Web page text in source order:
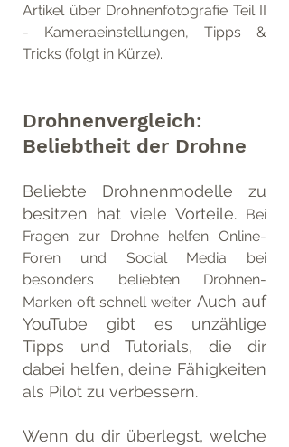
Artikel über Drohnenfotografie Teil II
- Kameraeinstellungen, Tipps &
Tricks (folgt in Kürze).
Drohnenvergleich:
Beliebtheit der Drohne
Beliebte Drohnenmodelle zu
besitzen hat viele Vorteile. Bei
Fragen zur Drohne helfen Online-
Foren und Social Media bei
besonders beliebten Drohnen-
Marken oft schnell weiter. Auch auf
YouTube gibt es unzählige
Tipps und Tutorials, die dir
dabei helfen, deine Fähigkeiten
als Pilot zu verbessern.
Wenn du dir überlegst, welche